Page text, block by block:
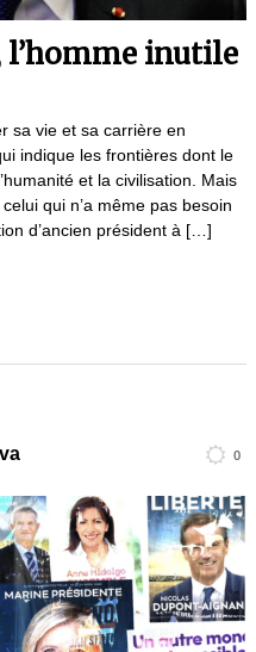
inutile
sa vie et sa carrière en
indique les frontières dont le
et la civilisation. Mais
qui n’a même pas besoin
d’ancien président à […]
0